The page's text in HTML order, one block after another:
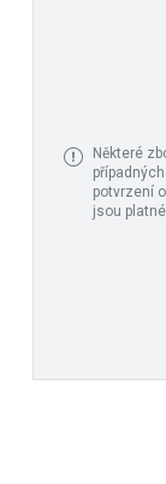
Některé
potvrzení
jsou